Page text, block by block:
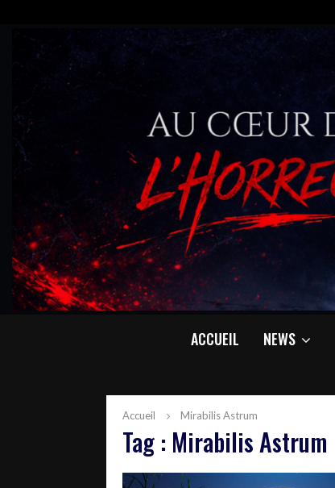
ACCUEIL NEWS
Accueil Mirabilis Astrum
Tag : Mirabilis Astrum